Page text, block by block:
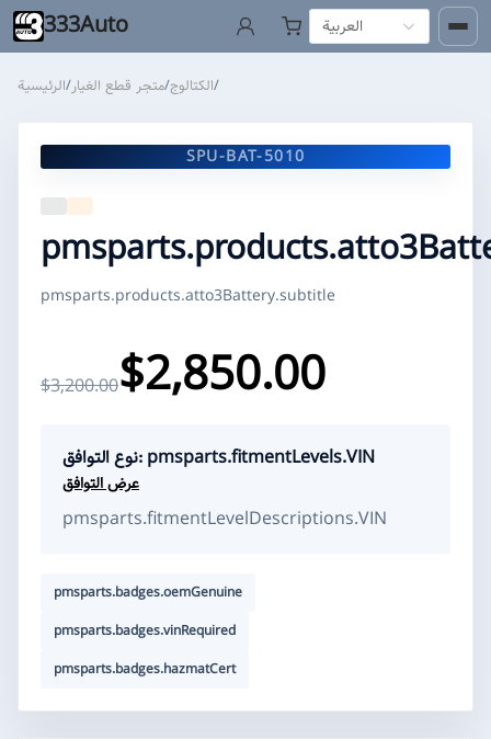
333Auto العربية
الرئيسية/متجر قطع الغيار/الكتالوج/
SPU-BAT-5010
pmsparts.products.atto3Battery.subtitle
$3,200.00$2,850.00
نوع التوافق: pmsparts.fitmentLevels.VIN
عرض التوافق
pmsparts.fitmentLevelDescriptions.VIN
pmsparts.badges.oemGenuine
pmsparts.badges.vinRequired
pmsparts.badges.hazmatCert